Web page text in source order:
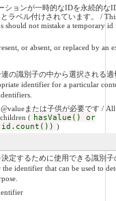
ションが一時的なIDを永続的な
ラベル付けされています。 /
should not mistake a temporary id
or absent, or replaced by an
の識別子の中から選択される適
identifier for a particular
または子供が必要です /
( hasValue() or
)
定するために使用できる識別子
identifier that can be used to